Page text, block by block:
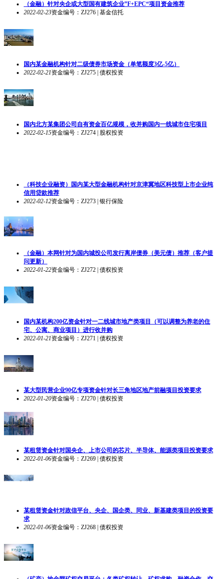
（金融）针对央企或大型国有建筑企业”F+EPC“项目资金推荐
2022-02-23资金编号：ZJ276 | 基金信托
国内某金融机构针对二级债券市场资金（单笔额度3亿-5亿）
2022-02-21资金编号：ZJ275 | 债权投资
国内北方某集团公司自有资金百亿规模，收并购国内一线城市住宅项目
2022-02-15资金编号：ZJ274 | 股权投资
（科技企业融资）国内某大型金融机构针对京津冀地区科技型上市企业纯
信用贷款推荐
2022-02-12资金编号：ZJ273 | 银行保险
（金融）本网针对为国内城投公司发行离岸债券（美元债）推荐（客户提
问更新）
2022-01-22资金编号：ZJ272 | 债权投资
国内某机构200亿资金针对一二线城市地产类项目（可以调整为养老的住
宅、公寓、商业项目）进行收并购
2022-01-21资金编号：ZJ271 | 债权投资
某大型民营企业90亿专项资金针对长三角地区地产前融项目投资要求
2022-01-20资金编号：ZJ270 | 债权投资
某租赁资金针对国央企、上市公司的芯片、半导体、能源类项目投资要求
2022-01-06资金编号：ZJ269 | 债权投资
某租赁资金针对政信平台、央企、国企类、同业、新基建类项目的投资要
求
2022-01-06资金编号：ZJ268 | 债权投资